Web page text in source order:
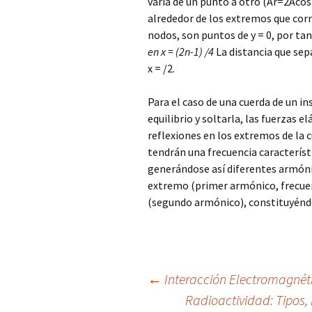
alrededor de los extremos que
nodos, son puntos de y = 0, por
en x = (2n-1) /4 La distancia que
x = /2.
Para el caso de una cuerda de un
equilibrio y soltarla, las fuerzas
reflexiones en los extremos de la
tendrán una frecuencia
generándose así diferentes
extremo (primer armónico,
(segundo armónico),
Navegación
← Interacción
Radioactividad: Tipos,